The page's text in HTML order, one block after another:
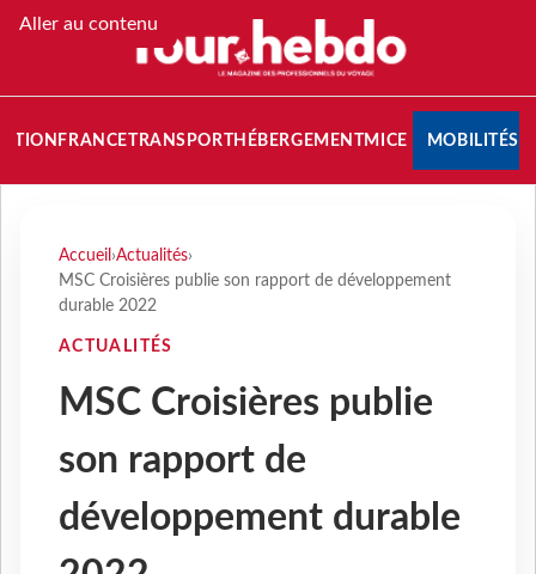
Aller au contenu
FRANCETRANSPORT HÉBERGEMENTMICE MOBILITÉS
Accueil ›Actualités›
MSC Croisières publie son rapport de développement
durable 2022
ACTUALITÉS
MSC Croisières publie
son rapport de
développement durable